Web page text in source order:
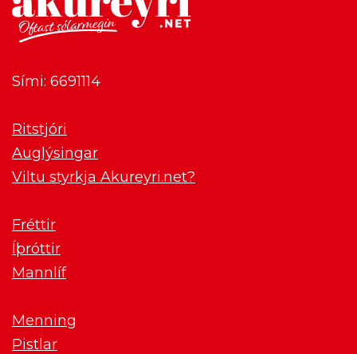
Sími: 6691114
Ritstjóri
Auglýsingar
Viltu styrkja Akureyri.net?
Fréttir
Íþróttir
Mannlíf
Menning
Pistlar